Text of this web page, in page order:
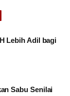
Lebih Adil bagi
Sabu Senilai